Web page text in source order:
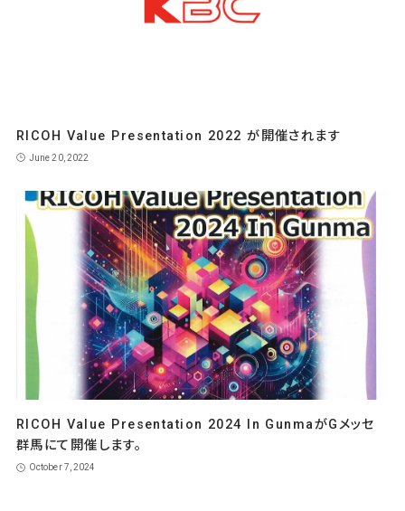
RICOH Value Presentation 2022 が開催されます
June 20, 2022
RICOH Value Presentation 2024 In GunmaがGメッセ
群馬にて開催します。
October 7, 2024